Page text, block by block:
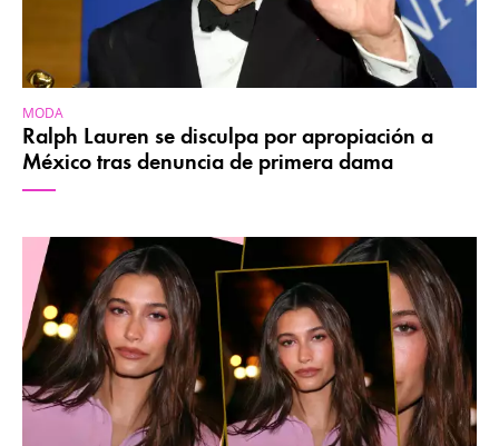
MODA
Ralph Lauren se disculpa por apropiación a
México tras denuncia de primera dama